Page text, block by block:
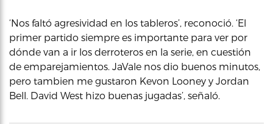
‘Nos faltó agresividad en los tableros’, reconoció. ‘El
primer partido siempre es importante para ver por
dónde van a ir los derroteros en la serie, en cuestión
de emparejamientos. JaVale nos dio buenos minutos,
pero tambien me gustaron Kevon Looney y Jordan
Bell. David West hizo buenas jugadas’, señaló.